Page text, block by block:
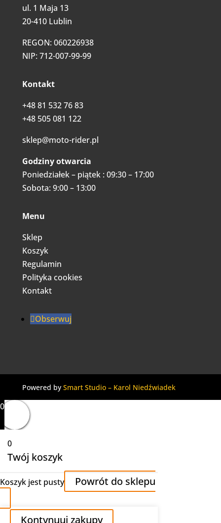
ul. 1 Maja 13
20-410 Lublin
REGON: 060226938
NIP: 712-007-99-99
Kontakt
+48 81 532 76 83
+48 505 081 122
sklep@moto-rider.pl
Godziny otwarcia
Poniedziałek – piątek : 09:30 – 17:00
Sobota: 9:00 – 13:00
Menu
Sklep
Koszyk
Regulamin
Polityka cookies
Kontakt
Obserwuj
Powered by Smart Studio – Karol Niedźwiadek
0
0
Twój koszyk
Koszyk jest pusty Powrót do sklepu
Kontynuuj zakupy